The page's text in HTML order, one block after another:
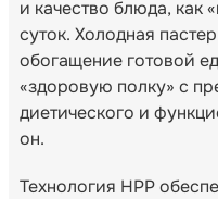
и качество блюда, как
суток. Холодная
обогащение готовой
«здоровую полку» с
диетического и
он.
Технология HPP